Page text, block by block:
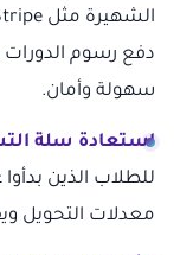
دفع رسوم الدورات
سهولة وأمان.
استعادة سلة
للطلاب الذين
معدلات التحويل